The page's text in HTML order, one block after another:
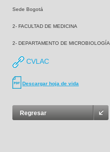
Sede Bogotá
2- FACULTAD DE MEDICINA
2- DEPARTAMENTO DE MICROBIOLOGÍA
CVLAC
Descargar hoja de vida
Regresar